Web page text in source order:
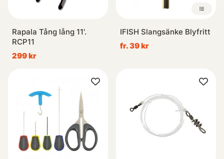
Rapala Tång lång 11'.
RCP11
299 kr
IFISH Slangsänke Blyfritt
fr. 39 kr